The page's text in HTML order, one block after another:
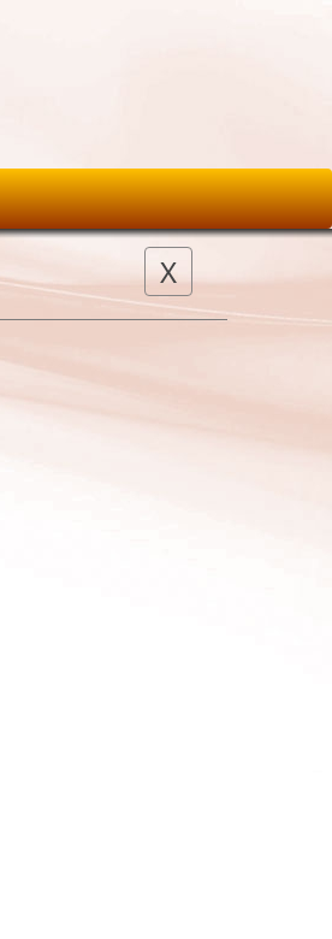
X
08-menu-mostra-equipe/Eq